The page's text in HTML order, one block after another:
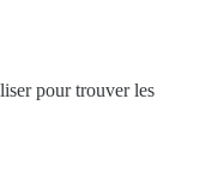
pour trouver les